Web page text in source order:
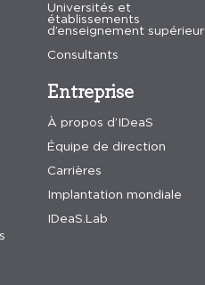
Entreprise
À propos d’IDeaS
Équipe de direction
Carrières
Implantation mondiale
IDeaS.Lab
Universités et
établissements
d’enseignement supérieur
Consultants